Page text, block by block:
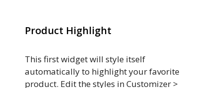
Product Highlight
This first widget will style itself
automatically to highlight your favorite
product. Edit the styles in Customizer >